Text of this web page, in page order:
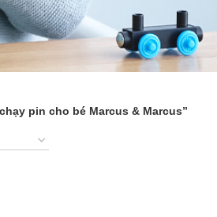
pin cho bé Marcus & Marcus”